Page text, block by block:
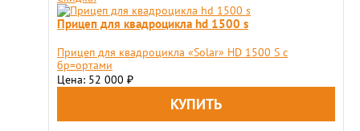
Прицеп для квадроцикла hd 1500 s
Прицеп для квадроцикла «Solar» HD 1500 S с
бр=ортами
Цена: 52 000 ₽